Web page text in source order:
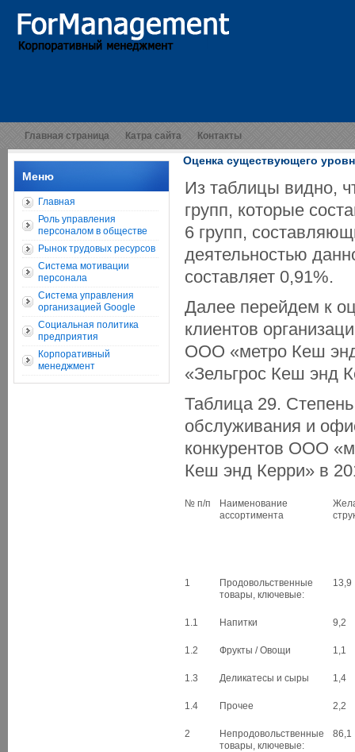
Главная страница Катра сайта Контакты
Меню
Главная
Роль управления
персоналом в обществе
Рынок трудовых ресурсов
Система мотивации
персонала
Система управления
организацией Google
Социальная политика
предприятия
Корпоративный
менеджмент
Оценка существующего
Из таблицы видно,
групп, которые
6 групп,
деятельностью
составляет 0,91%.
Далее перейдем к
клиентов
ООО «метро Кеш
«Зельгрос Кеш энд
Таблица 29.
обслуживания и
конкурентов ООО
Кеш энд Керри» в
№ п/п
Наименование
ассортимента
1
Продовольственные
товары, ключевые:
13,9
1.1 Напитки 9,2
1.2 Фрукты / Овощи 1,1
1.3 Деликатесы и сыры 1,4
1.4 Прочее 2,2
2
Непродовольственные
товары, ключевые:
86,1